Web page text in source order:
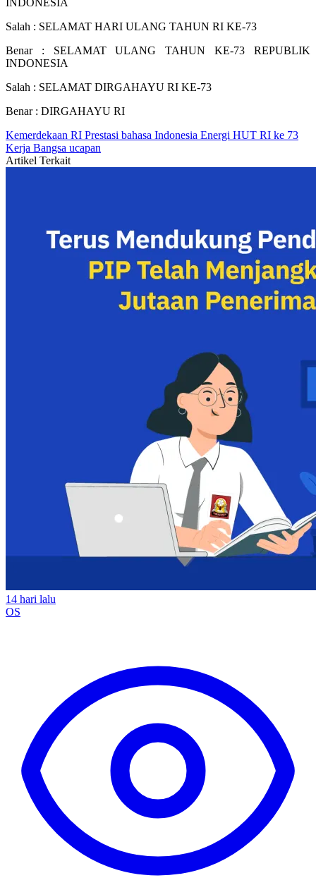
INDONESIA
Salah : SELAMAT HARI ULANG TAHUN RI KE-73
Benar : SELAMAT ULANG TAHUN KE-73 REPUBLIK
INDONESIA
Salah : SELAMAT DIRGAHAYU RI KE-73
Benar : DIRGAHAYU RI
Kemerdekaan RI Prestasi bahasa Indonesia Energi HUT RI ke 73
Kerja Bangsa ucapan
Artikel Terkait
14 hari lalu
OS